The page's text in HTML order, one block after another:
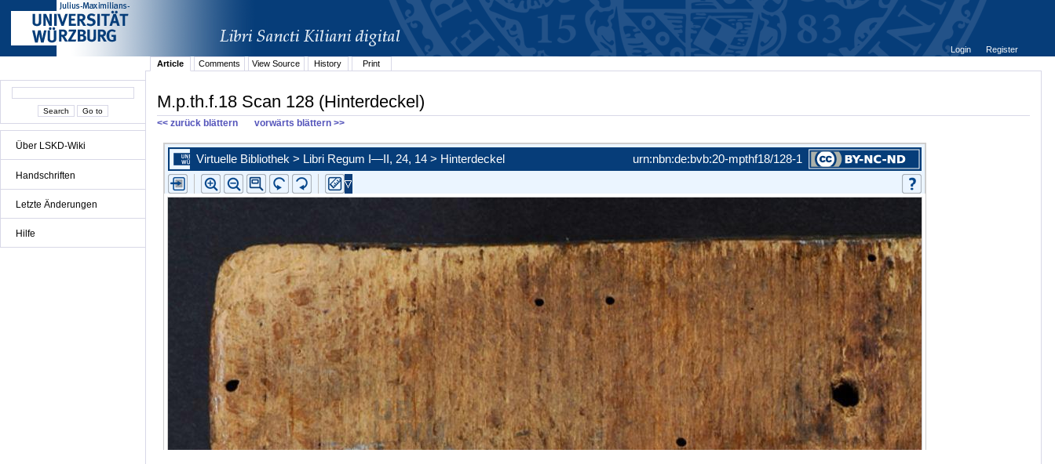
Über LSKD-Wiki
Handschriften
Letzte Änderungen
Hilfe
Login
Register
Article
Comments View Source History Print
M.p.th.f.18 Scan 128 (Hinterdeckel)
<< zurück blättern vorwärts blättern >>